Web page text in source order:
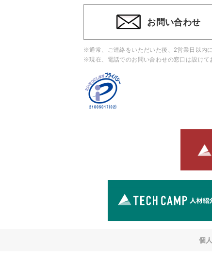
お問い合わせ
※通常、ご連絡をいただいた後、2営業日以内
※現在、電話でのお問い合わせの窓口は設けて
個